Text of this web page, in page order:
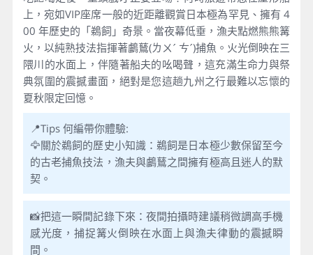
上，宛如VIP座席一般的近距離觀賞日本極為罕見、擁有 4
00 年歷史的「鵜飼」奇景。當夜幕低垂，漁夫點燃熊熊篝
火，以純熟技法指揮著鸕鶿(ㄌㄨˊ ㄘˊ)捕魚。火光倒映在三
隈川的水面上，伴隨著船夫的吆喝聲，這充滿生命力與祭
典氛圍的震撼畫面，絕對是您這趟九州之行最難以忘懷的
夏秋限定回憶。
📍Tips 何編帶你體驗:
🦅關於鵜飼的歷史小知識：鵜飼是日本極少數保留至今
的古老捕魚技法，漁夫與鸕鶿之間擁有極高且迷人的默
契。
📸把這一瞬間記錄下來：夜間拍攝時建議稍微調高手機
感光度，捕捉篝火倒映在水面上與漁夫律動的震撼瞬
間。